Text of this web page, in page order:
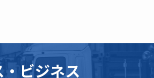
ビジネス